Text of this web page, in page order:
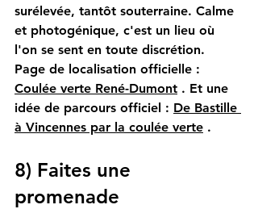
surélevée, tantôt souterraine. Calme
et photogénique, c'est un lieu où
l'on se sent en toute discrétion.
Page de localisation officielle :
Coulée verte René-Dumont . Et une
idée de parcours officiel : De Bastille
à Vincennes par la coulée verte .
8) Faites une
promenade